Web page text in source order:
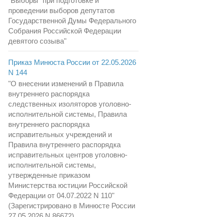
проведении выборов депутатов
Государственной Думы Федерального
Собрания Российской Федерации
девятого созыва"
Приказ Минюста России от 22.05.2026
N 144
"О внесении изменений в Правила
внутреннего распорядка
следственных изоляторов уголовно-
исполнительной системы, Правила
внутреннего распорядка
исправительных учреждений и
Правила внутреннего распорядка
исправительных центров уголовно-
исполнительной системы,
утвержденные приказом
Министерства юстиции Российской
Федерации от 04.07.2022 N 110"
(Зарегистрировано в Минюсте России